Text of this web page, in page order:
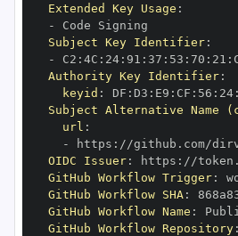
Extended Key Usage :
-
Subject Key Identifier:
-
C2 : 4C : 24: 91 : 37 : 53 : 70 : 21 :
Authority Key Identifier:
keyid : DF : D3 : E9 : CF : 56 : 24:
Subject Alternative Name
url :
-
https : //github.com/
OIDC Issuer: https :
GitHub Workflow Trigger:
GitHub Workflow SHA:
GitHub Workflow Name :
GitHub Workflow Repository: